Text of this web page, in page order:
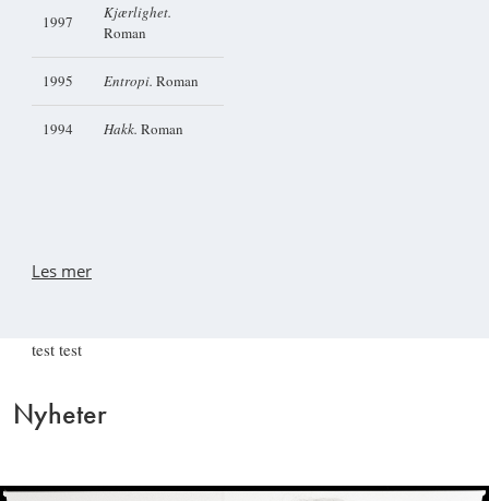
1997
Kjærlighet.
Roman
1995 Entropi. Roman
1994 Hakk. Roman
Les mer
test test
Nyheter